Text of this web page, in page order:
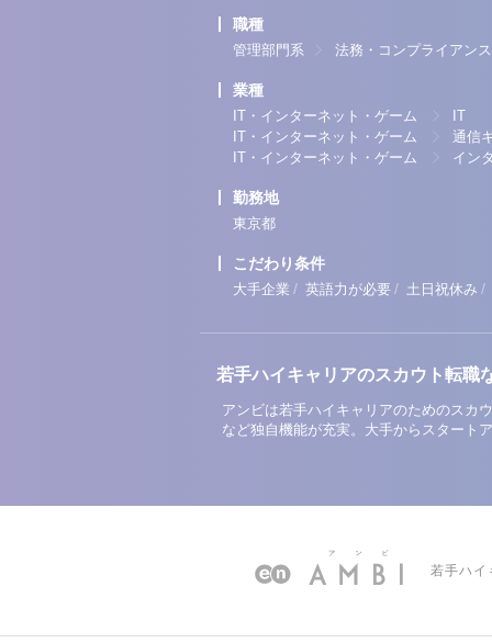
職種
管理部門系 法務・コンプライアンス
業種
IT・インターネット・ゲーム
IT
IT・インターネット・ゲーム
通信
IT・インターネット・ゲーム
イン
勤務地
東京都
こだわり条件
大手企業 / 英語力が必要 / 土日祝休み /
若手ハイキャリアのスカウト転職
アンビは若手ハイキャリアのためのスカ
など独自機能が充実。大手からスタート
若手ハ